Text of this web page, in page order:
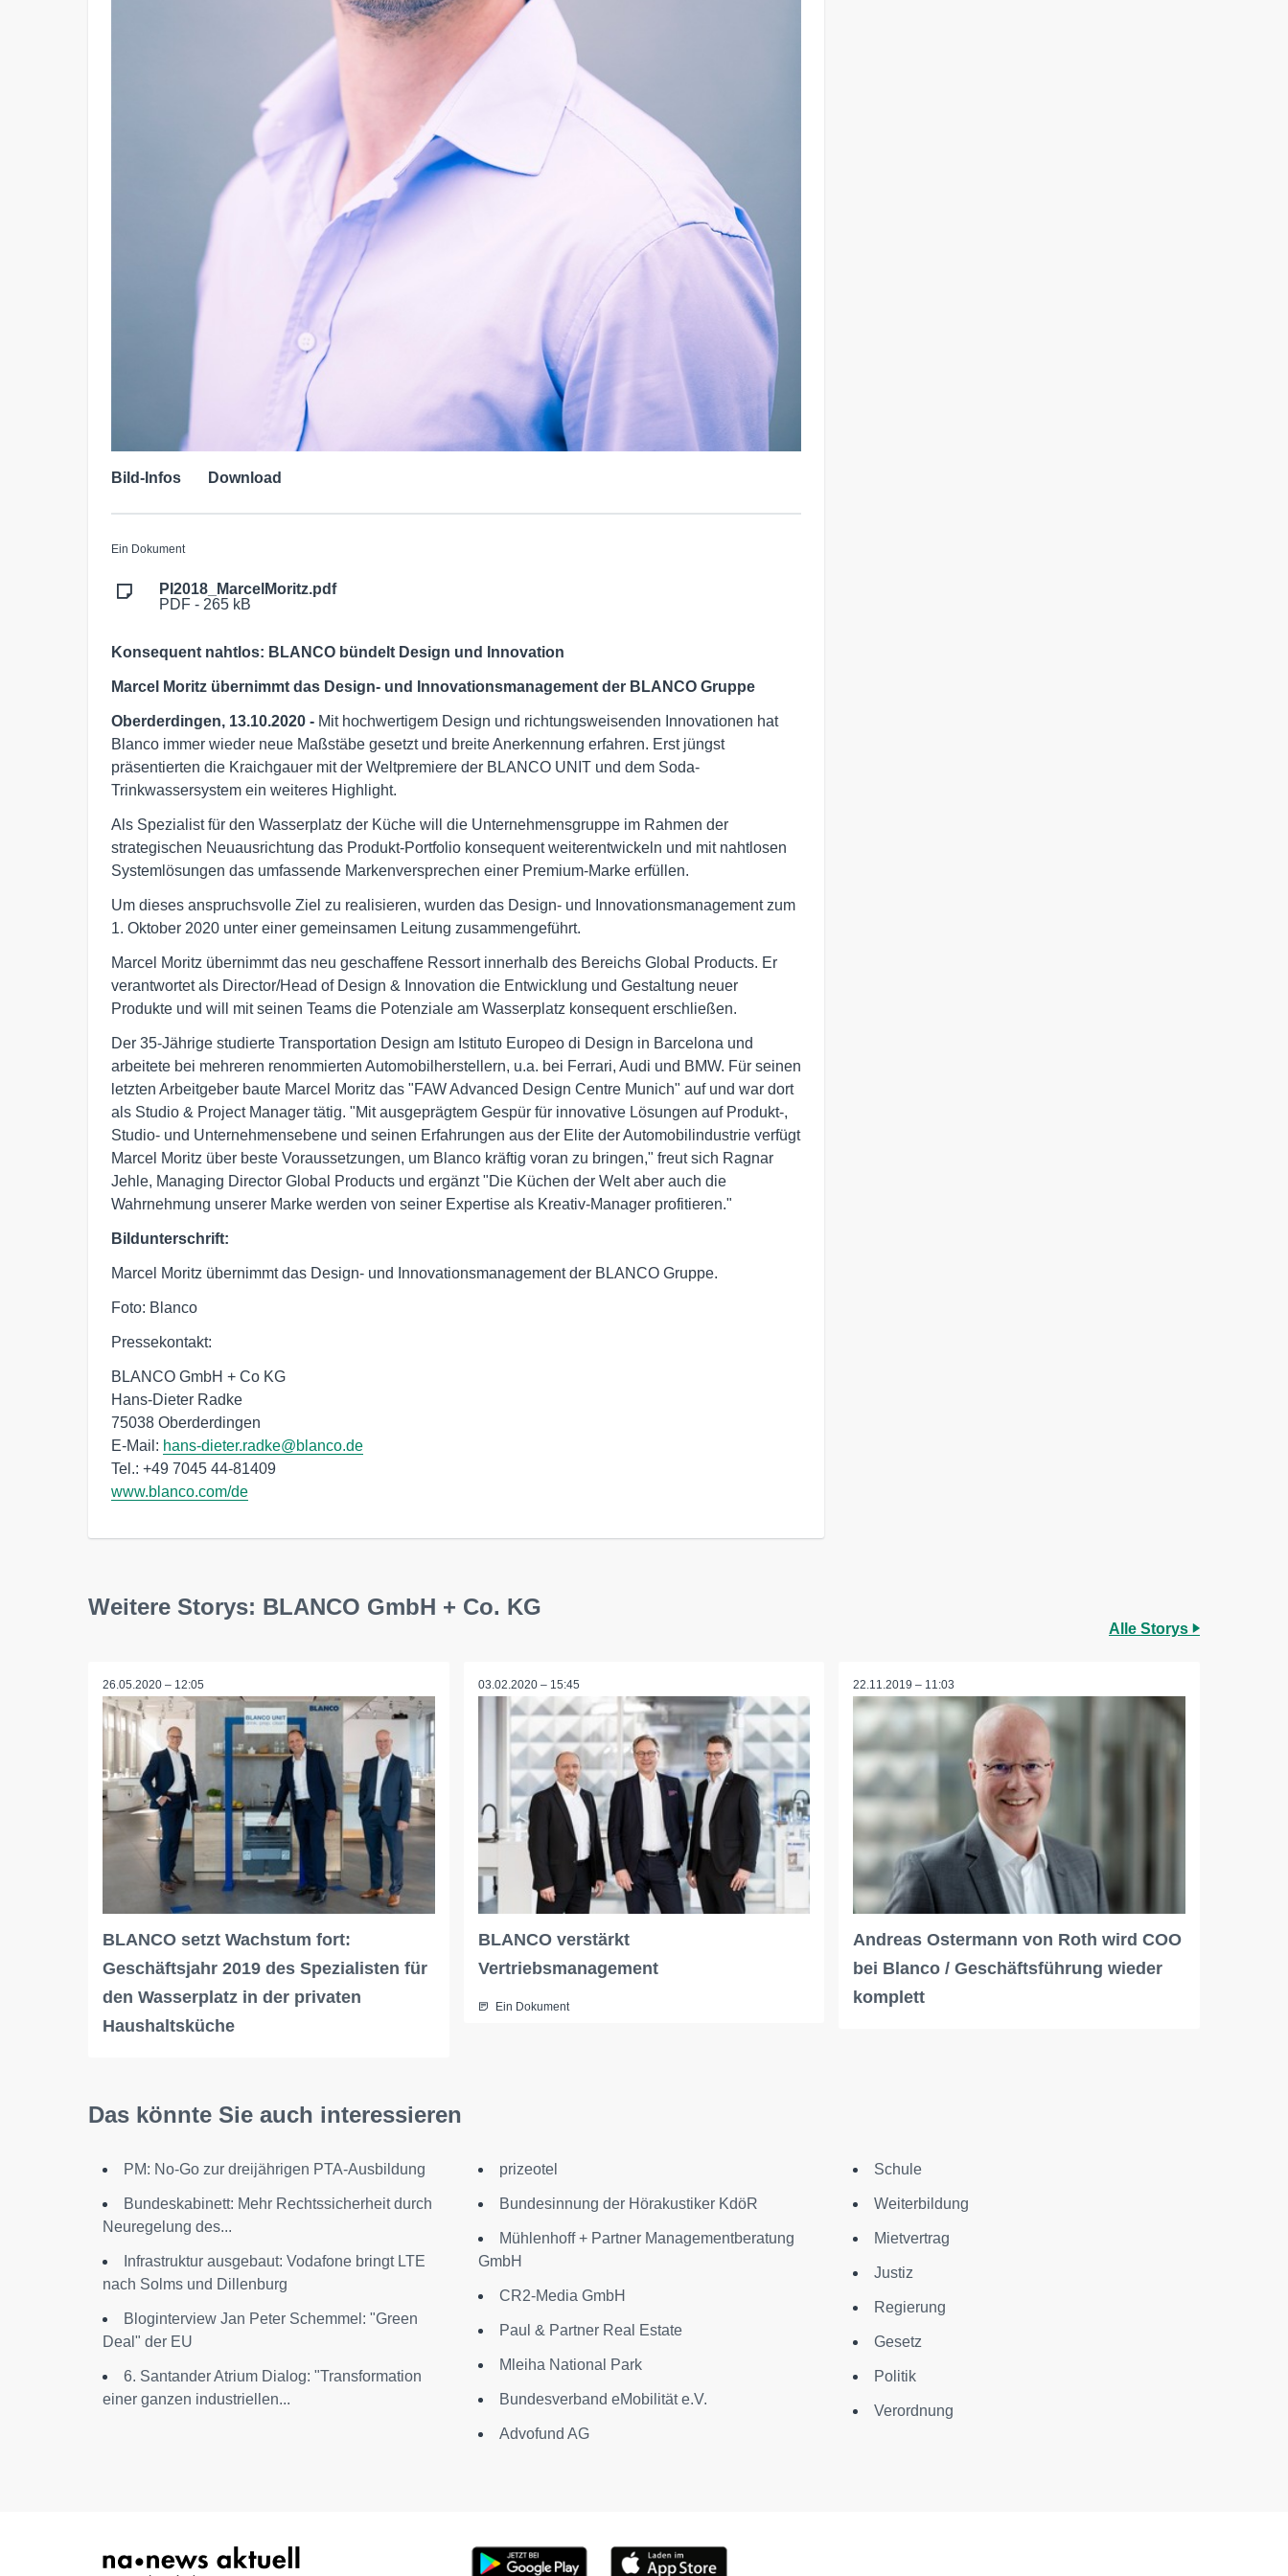
Bild-Infos Download
Ein Dokument
PI2018_MarcelMoritz.pdf
PDF - 265 kB
Konsequent nahtlos: BLANCO bündelt Design und Innovation
Marcel Moritz übernimmt das Design- und Innovationsmanagement der BLANCO Gruppe
Oberderdingen, 13.10.2020 - Mit hochwertigem Design und richtungsweisenden Innovationen hat
Blanco immer wieder neue Maßstäbe gesetzt und breite Anerkennung erfahren. Erst jüngst
präsentierten die Kraichgauer mit der Weltpremiere der BLANCO UNIT und dem Soda-
Trinkwassersystem ein weiteres Highlight.
Als Spezialist für den Wasserplatz der Küche will die Unternehmensgruppe im Rahmen der
strategischen Neuausrichtung das Produkt-Portfolio konsequent weiterentwickeln und mit nahtlosen
Systemlösungen das umfassende Markenversprechen einer Premium-Marke erfüllen.
Um dieses anspruchsvolle Ziel zu realisieren, wurden das Design- und Innovationsmanagement zum
1. Oktober 2020 unter einer gemeinsamen Leitung zusammengeführt.
Marcel Moritz übernimmt das neu geschaffene Ressort innerhalb des Bereichs Global Products. Er
verantwortet als Director/Head of Design & Innovation die Entwicklung und Gestaltung neuer
Produkte und will mit seinen Teams die Potenziale am Wasserplatz konsequent erschließen.
Der 35-Jährige studierte Transportation Design am Istituto Europeo di Design in Barcelona und
arbeitete bei mehreren renommierten Automobilherstellern, u.a. bei Ferrari, Audi und BMW. Für seinen
letzten Arbeitgeber baute Marcel Moritz das "FAW Advanced Design Centre Munich" auf und war dort
als Studio & Project Manager tätig. "Mit ausgeprägtem Gespür für innovative Lösungen auf Produkt-,
Studio- und Unternehmensebene und seinen Erfahrungen aus der Elite der Automobilindustrie verfügt
Marcel Moritz über beste Voraussetzungen, um Blanco kräftig voran zu bringen," freut sich Ragnar
Jehle, Managing Director Global Products und ergänzt "Die Küchen der Welt aber auch die
Wahrnehmung unserer Marke werden von seiner Expertise als Kreativ-Manager profitieren."
Bildunterschrift:
Marcel Moritz übernimmt das Design- und Innovationsmanagement der BLANCO Gruppe.
Foto: Blanco
Pressekontakt:
BLANCO GmbH + Co KG
Hans-Dieter Radke
75038 Oberderdingen
E-Mail: hans-dieter.radke@blanco.de
www.blanco.com/de
Weitere Storys: BLANCO GmbH + Co. KG
Alle Storys
26.05.2020 – 12:05
BLANCO setzt Wachstum fort:
Geschäftsjahr 2019 des Spezialisten für
den Wasserplatz in der privaten
Haushaltsküche
03.02.2020 – 15:45
BLANCO verstärkt
Vertriebsmanagement
Ein Dokument
22.11.2019 – 11:03
Andreas Ostermann von Roth wird COO
bei Blanco / Geschäftsführung wieder
komplett
Das könnte Sie auch interessieren
PM: No-Go zur dreijährigen PTA-Ausbildung
Bundeskabinett: Mehr Rechtssicherheit durch
Neuregelung des...
Infrastruktur ausgebaut: Vodafone bringt LTE
nach Solms und Dillenburg
Bloginterview Jan Peter Schemmel: "Green
Deal" der EU
6. Santander Atrium Dialog: "Transformation
einer ganzen industriellen...
prizeotel
Bundesinnung der Hörakustiker KdöR
Mühlenhoff + Partner Managementberatung
GmbH
CR2-Media GmbH
Paul & Partner Real Estate
Mleiha National Park
Bundesverband eMobilität e.V.
Advofund AG
Schule
Weiterbildung
Mietvertrag
Justiz
Regierung
Gesetz
Politik
Verordnung